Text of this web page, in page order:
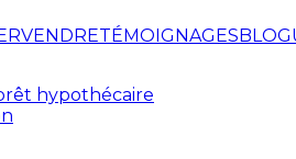
VENDRETÉMOIGNAGES
hypothécaire